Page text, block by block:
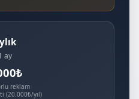
ay
reklam
(20.000₺/yıl)